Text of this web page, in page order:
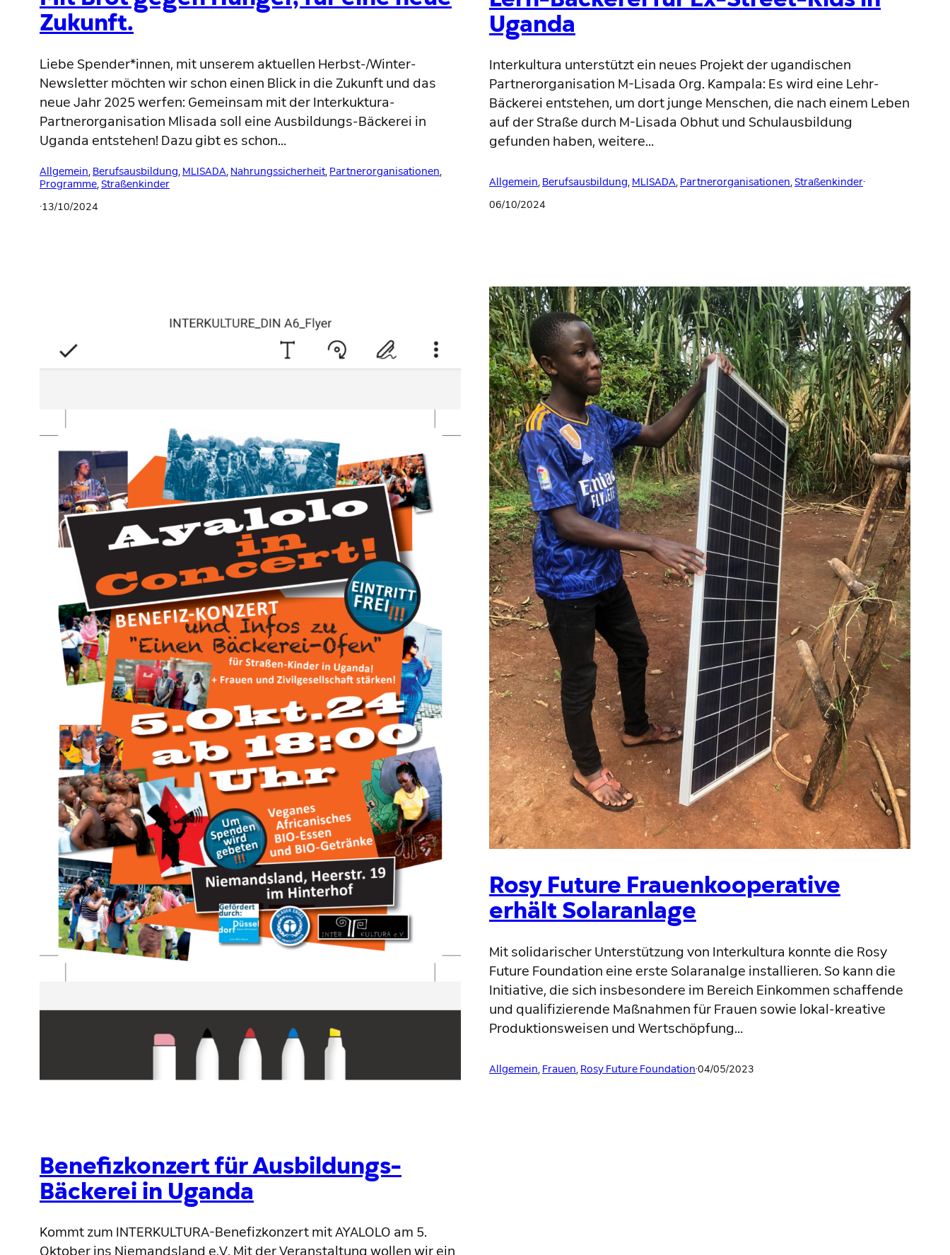
Zukunft.
Liebe Spender*innen, mit unserem aktuellen Herbst-/Winter-
Newsletter möchten wir schon einen Blick in die Zukunft und das
neue Jahr 2025 werfen: Gemeinsam mit der Interkuktura-
Partnerorganisation Mlisada soll eine Ausbildungs-Bäckerei in
Uganda entstehen! Dazu gibt es schon…
Allgemein, Berufsausbildung, MLISADA, Nahrungssicherheit, Partnerorganisationen
Programme, Straßenkinder
·13/10/2024
Uganda
Interkultura unterstützt ein neues Projekt der ugandischen
Partnerorganisation M-Lisada Org. Kampala: Es wird eine Lehr-
Bäckerei entstehen, um dort junge Menschen, die nach einem Leben
auf der Straße durch M-Lisada Obhut und Schulausbildung
gefunden haben, weitere…
Allgemein, Berufsausbildung, MLISADA, Partnerorganisationen, Straßenkinder·
06/10/2024
Benefizkonzert für Ausbildungs-
Bäckerei in Uganda
Kommt zum INTERKULTURA-Benefizkonzert mit AYALOLO am 5.
Rosy Future Frauenkooperative
erhält Solaranlage
Mit solidarischer Unterstützung von Interkultura konnte die Rosy
Future Foundation eine erste Solaranalge installieren. So kann die
Initiative, die sich insbesondere im Bereich Einkommen schaffende
und qualifizierende Maßnahmen für Frauen sowie lokal-kreative
Produktionsweisen und Wertschöpfung…
Allgemein, Frauen, Rosy Future Foundation·04/05/2023